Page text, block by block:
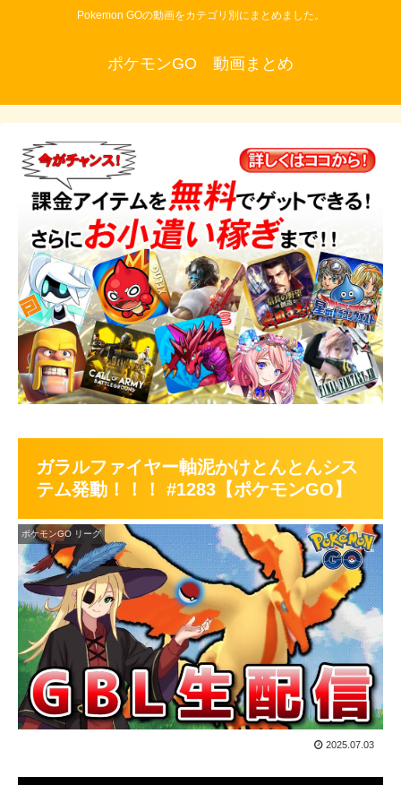
Pokemon GOの動画をカテゴリ別にまとめました。
ポケモンGO 動画まとめ
ガラルファイヤー軸泥かけとんとんシス
テム発動！！！ #1283【ポケモンGO】
ポケモンGO リーグ
2025.07.03